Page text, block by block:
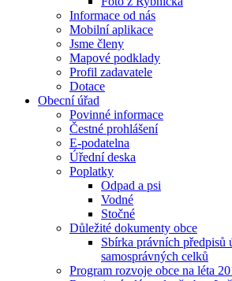
Informace od nás
Mobilní aplikace
Jsme členy
Mapové podklady
Profil zadavatele
Dotace
Obecní úřad
Povinné informace
Čestné prohlášení
E-podatelna
Úřední deska
Poplatky
Odpad a psi
Vodné
Stočné
Důležité dokumenty obce
Sbírka právních předpisů
samosprávných celků
Program rozvoje obce na léta